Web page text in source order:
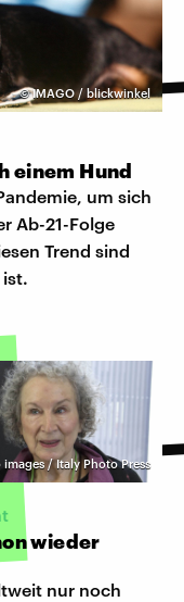
©IMAGO / blickwinkel
einem Hund
um sich
Ab-21-Folge
Trend sind
images / Italy Photo Press
wieder
nur noch